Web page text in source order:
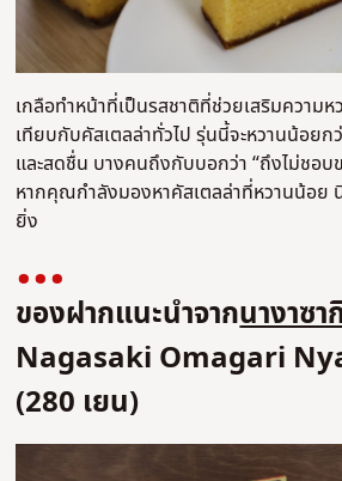
เกลือทำหน้าที่เป็นรสชาติที่ช่วยเสริมความ
เทียบกับคัสเตลล่าทั่วไป รุ่นนี้จะหวานน้อยก
และสดชื่น บางคนถึงกับบอกว่า “ถึงไม่ชอบ
หากคุณกำลังมองหาคัสเตลล่าที่หวานน้อย
ยิ่ง
ของฝากแนะนำจากนางาซา
Nagasaki Omagari
(280 เยน)